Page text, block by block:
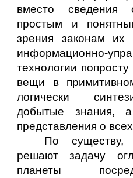
вместо
простым и
зрения законам их
информационно-
технологии
вещи в
логически
добытые знания,
представления о
По существу,
решают задачу
планеты